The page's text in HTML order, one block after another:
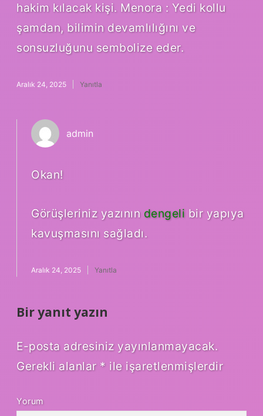
hakim kılacak kişi. Menora : Yedi kollu
şamdan, bilimin devamlılığını ve
sonsuzluğunu sembolize eder.
Aralık 24, 2025 Yanıtla
admin
Okan!
Görüşleriniz yazının dengeli bir yapıya
kavuşmasını sağladı.
Aralık 24, 2025 Yanıtla
Bir yanıt yazın
E-posta adresiniz yayınlanmayacak.
Gerekli alanlar * ile işaretlenmişlerdir
Yorum